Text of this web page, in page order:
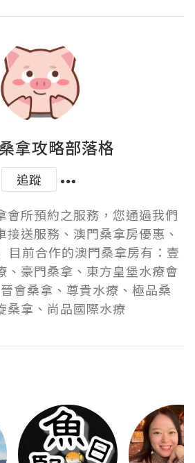
拿攻略部落格
追蹤
會所預約之服務，您通過我們
接送服務、澳門桑拿房優惠、
目前合作的澳門桑拿房有：壹
、豪門桑拿、東方皇堡水療會
會桑拿、尊貴水療、極品桑
桑拿、尚品國際水療